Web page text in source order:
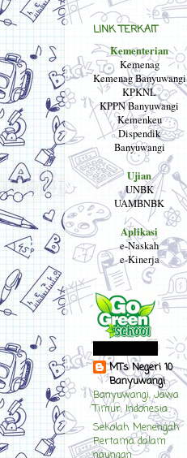
LINK TERKAIT
Kementerian
Kemenag
Kemenag Banyuwangi
KPKNL
KPPN Banyuwangi
Kemenkeu
Dispendik
Banyuwangi
Ujian
UNBK
UAMBNBK
Aplikasi
e-Naskah
e-Kinerja
MTs Negeri 10
Banyuwangi
Banyuwangi, Jawa
Timur, Indonesia
Sekolah Menengah
Pertama dalam